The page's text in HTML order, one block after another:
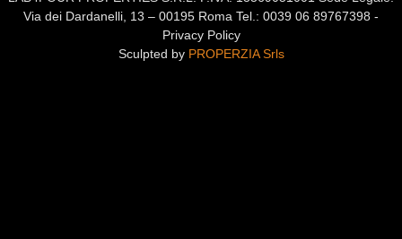
Via dei Dardanelli, 13 – 00195 Roma Tel.: 0039 06 89767398 -
Privacy Policy
Sculpted by PROPERZIA Srls